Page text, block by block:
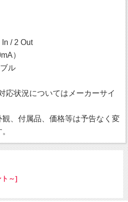
/ 2 Out
）
ル
応状況についてはメーカーサイ
、付属品、価格等は予告なく変
～]